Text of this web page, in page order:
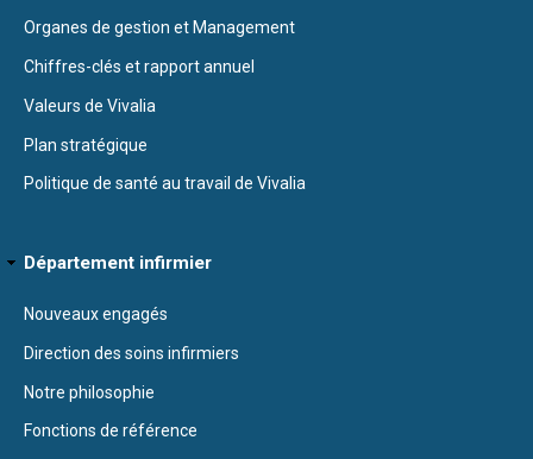
Organes de gestion et Management
Chiffres-clés et rapport annuel
Valeurs de Vivalia
Plan stratégique
Politique de santé au travail de Vivalia
Département infirmier
Nouveaux engagés
Direction des soins infirmiers
Notre philosophie
Fonctions de référence